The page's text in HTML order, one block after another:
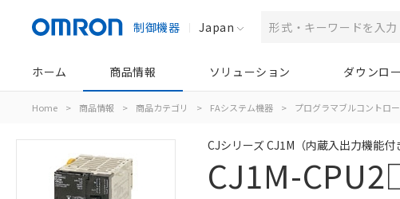
制御機器 Japan
ホーム 商品情報 ソリューション ダウンロ
Home > 商品情報 > 商品カテゴリ > FAシステム機器 > プログラマブルコントロ
CJシリーズ CJ1M（内蔵入出力機能付
CJ1M-